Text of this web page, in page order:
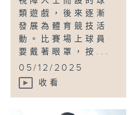
類遊戲，後來逐漸
發展為體育競技活
動。比賽場上球員
要戴著眼罩，按...
05/12/2025
收看